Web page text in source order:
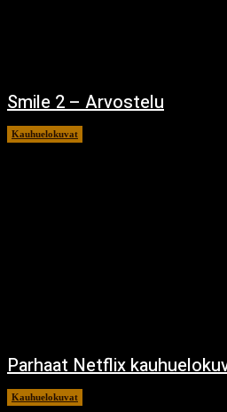
Smile 2 – Arvostelu
Kauhuelokuvat
Parhaat Netflix
Kauhuelokuvat